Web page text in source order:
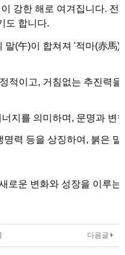
강한 해로 여겨집니다. 전
도 합니다.
말(午)이 합쳐져 '적마(赤馬
적이고, 거침없는 추진력
지를 의미하며, 문명과 변
명력 등을 상징하여, 붉은
로운 변화와 성장을 이루는
다음글